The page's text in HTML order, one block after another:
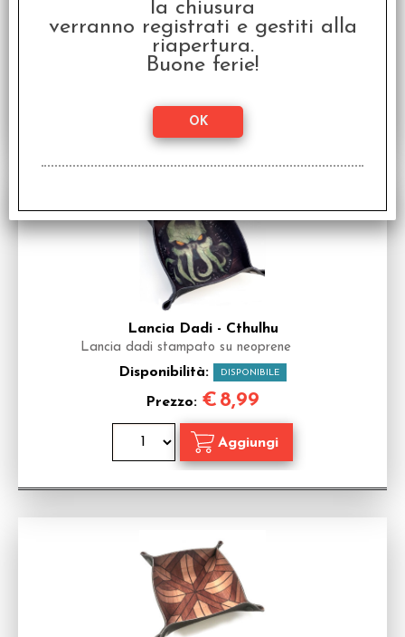
Lancia dadi stampato su neoprene
Disponibilità: DISPONIBILE
Prezzo:€8,99
Lancia Dadi - Cthulhu
Lancia dadi stampato su neoprene
Disponibilità: DISPONIBILE
Prezzo: € 8,99
la chiusura
verranno registrati e gestiti alla
riapertura.
Buone ferie!